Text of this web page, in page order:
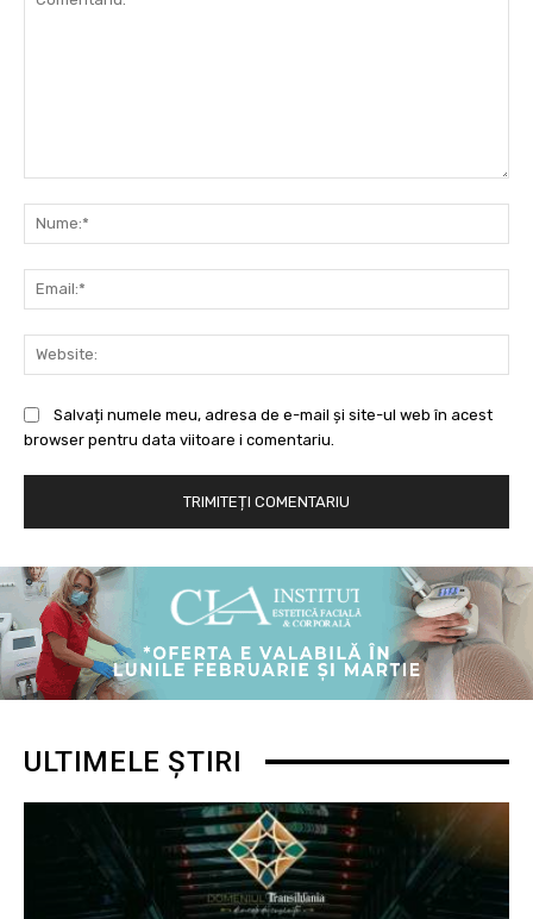
Salvați numele meu, adresa de e-mail și site-ul web în acest
browser pentru data viitoare i comentariu.
ULTIMELE ȘTIRI